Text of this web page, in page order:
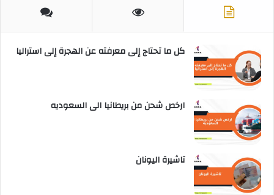
كل ما تحتاج إلى معرفته عن الهجرة إلى استراليا
ارخص شحن من بريطانيا الى السعوديه
تاشيرة اليونان